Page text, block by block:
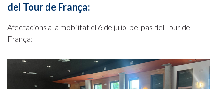
del Tour de França:
Afectacions a la mobilitat el 6 de juliol pel pas del Tour de
França: